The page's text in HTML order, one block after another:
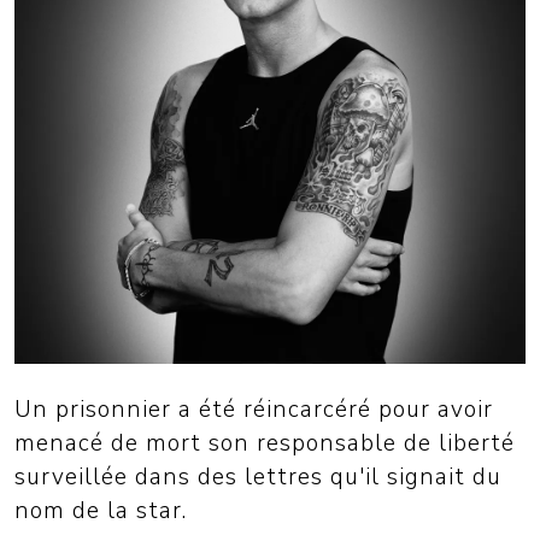
Un prisonnier a été réincarcéré pour avoir
menacé de mort son responsable de liberté
surveillée dans des lettres qu'il signait du
nom de la star.